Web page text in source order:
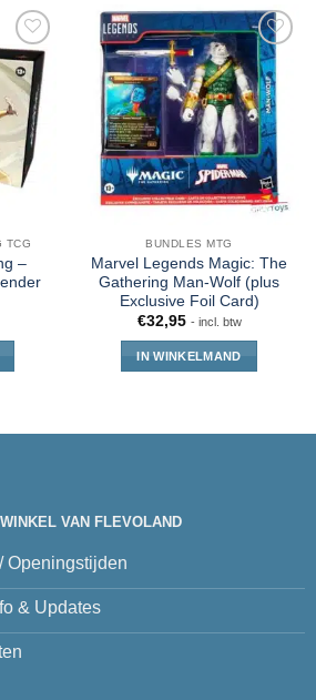
TCG
–
BUNDLES MTG
Marvel Legends Magic: The
Gathering Man-Wolf (plus
Exclusive Foil Card)
€32,95 - incl. btw
IN WINKELMAND
VAN FLEVOLAND
Openingstijden
& Updates